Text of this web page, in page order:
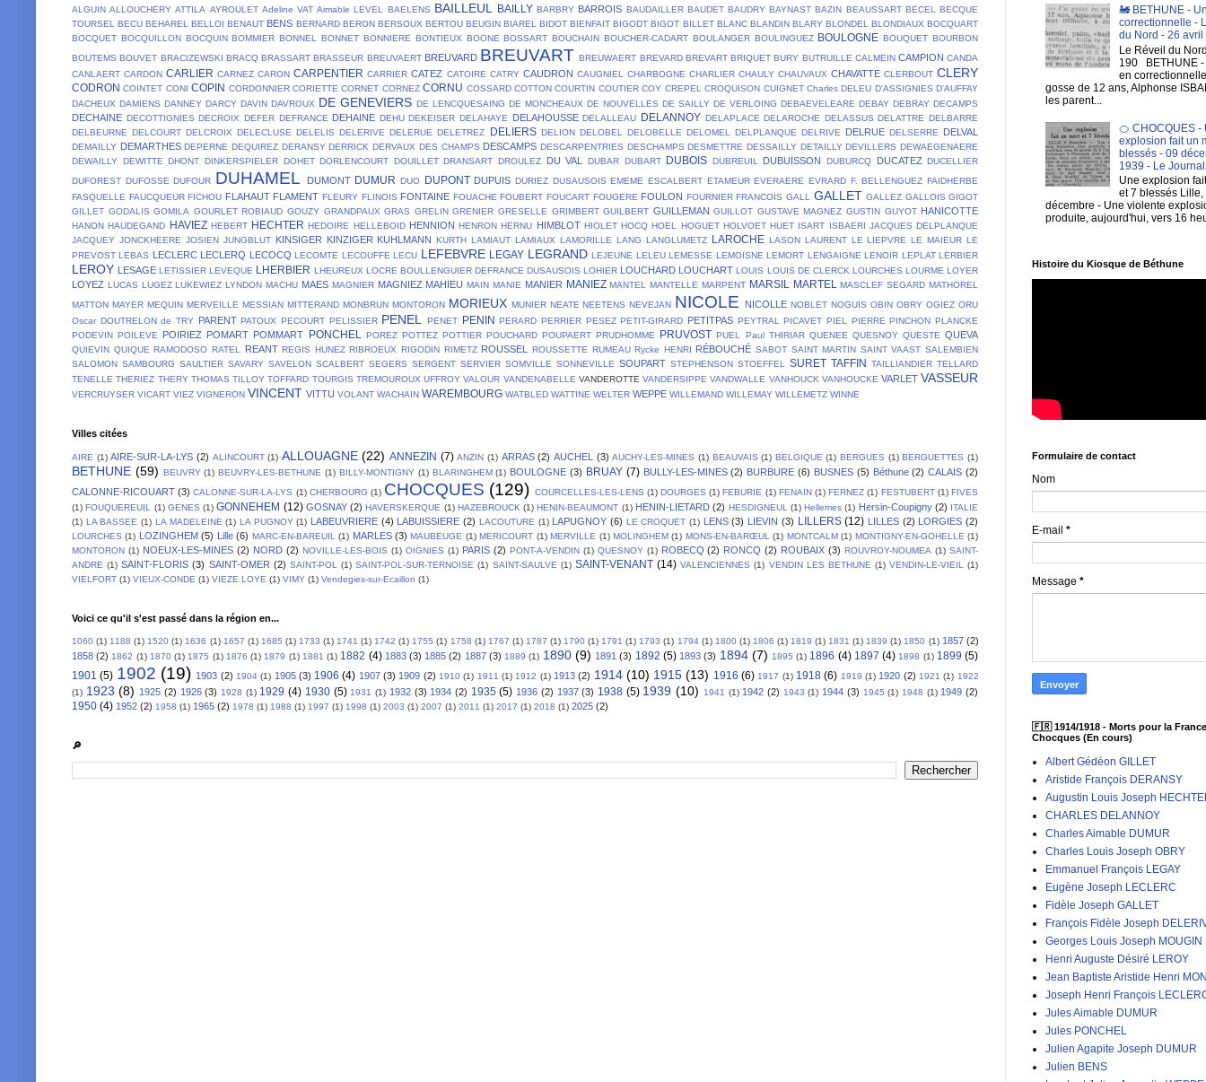
ALGUIN ALLOUCHERY ATTILA AYROULET Adeline VAT Aimable LEVEL BAELENS BAILLEUL BAILLY BARBRY BARROIS BAUDAILLER BAUDET BAUDRY BAYNAST BAZIN BEAUSSART BECEL BECQUE
TOURSEL BECU BEHAREL BELLOI BENAUT BENS BERNARD BERON BERSOUX BERTOU BEUGIN BIAREL BIDOT BIENFAIT BIGODT BIGOT BILLET BLANC BLANDIN BLARY BLONDEL BLONDIAUX BOCQUART
BOCQUET BOCQUILLON BOCQUIN BOMMIER BONNEL BONNET BONNIERE BONTIEUX BOONE BOSSART BOUCHAIN BOUCHER-CADART BOULANGER BOULINGUEZ BOULOGNE BOUQUET BOURBON
BOUTEMS BOUVET BRACIZEWSKI BRACQ BRASSART BRASSEUR BREUVAERT BREUVARD BREUVART BREUWAERT BREVARD BREVART BRIQUET BURY BUTRUILLE CALMEIN CAMPION CANDA
CANLAERT CARDON CARLIER CARNEZ CARON CARPENTIER CARRIER CATEZ CATOIRE CATRY CAUDRON CAUGNIEL CHARBOGNE CHARLIER CHAULY CHAUVAUX CHAVATTE CLERBOUT CLERY
CODRON COINTET CONI COPIN CORDONNIER CORIETTE CORNET CORNEZ CORNU COSSARD COTTON COURTIN COUTIER COY CREPEL CROQUISON CUIGNET Charles DELEU D'ASSIGNIES D'AUFFAY
DACHEUX DAMIENS DANNEY DARCY DAVIN DAVROUX DE GENEVIERS DE LENCQUESAING DE MONCHEAUX DE NOUVELLES DE SAILLY DE VERLOING DEBAEVELEARE DEBAY DEBRAY DECAMPS
DECHAINE DECOTTIGNIES DECROIX DEFER DEFRANCE DEHAINE DEHU DEKEISER DELAHAYE DELAHOUSSE DELALLEAU DELANNOY DELAPLACE DELAROCHE DELASSUS DELATTRE DELBARRE
DELBEURNE DELCOURT DELCROIX DELECLUSE DELELIS DELERIVE DELERUE DELETREZ DELIERS DELION DELOBEL DELOBELLE DELOMEL DELPLANQUE DELRIVE DELRUE DELSERRE DELVAL
DEMAILLY DEMARTHES DEPERNE DEQUIREZ DERANSY DERRICK DERVAUX DES CHAMPS DESCAMPS DESCARPENTRIES DESCHAMPS DESMETTRE DESSAILLY DETAILLY DEVILLERS DEWAEGENAERE
DEWAILLY DEWITTE DHONT DINKERSPIELER DOHET DORLENCOURT DOUILLET DRANSART DROULEZ DU VAL DUBAR DUBART DUBOIS DUBREUIL DUBUISSON DUBURCQ DUCATEZ DUCELLIER
DUFOREST DUFOSSE DUFOUR DUHAMEL DUMONT DUMUR DUO DUPONT DUPUIS DURIEZ DUSAUSOIS EMEME ESCALBERT ETAMEUR EVERAERE EVRARD F. BELLENGUEZ FAIDHERBE
FASQUELLE FAUCQUEUR FICHOU FLAHAUT FLAMENT FLEURY FLINOIS FONTAINE FOUACHE FOUBERT FOUCART FOUGERE FOULON FOURNIER FRANCOIS GALL GALLET GALLEZ GALLOIS GIGOT
GILLET GODALIS GOMILA GOURLET ROBIAUD GOUZY GRANDPAUX GRAS GRELIN GRENIER GRESELLE GRIMBERT GUILBERT GUILLEMAN GUILLOT GUSTAVE MAGNEZ GUSTIN GUYOT HANICOTTE
HANON HAUDEGAND HAVIEZ HEBERT HECHTER HEDOIRE HELLEBOID HENNION HENRON HERNU HIMBLOT HIOLET HOCQ HOEL HOGUET HOLVOET HUET ISART ISBAERI JACQUES DELPLANQUE
JACQUEY JONCKHEERE JOSIEN JUNGBLUT KINSIGER KINZIGER KUHLMANN KURTH LAMIAUT LAMIAUX LAMORILLE LANG LANGLUMETZ LAROCHE LASON LAURENT LE LIEPVRE LE MAIEUR LE
PREVOST LEBAS LECLERC LECLERQ LECOCQ LECOMTE LECOUFFE LECU LEFEBVRE LEGAY LEGRAND LEJEUNE LELEU LEMESSE LEMOISNE LEMORT LENGAIGNE LENOIR LEPLAT LERBIER
LEROY LESAGE LETISSIER LEVEQUE LHERBIER LHEUREUX LOCRE BOULLENGUIER DEFRANCE DUSAUSOIS LOHIER LOUCHARD LOUCHART LOUIS LOUIS DE CLERCK LOURCHES LOURME LOYER
LOYEZ LUCAS LUGEZ LUKEWIEZ LYNDON MACHU MAES MAGNIER MAGNIEZ MAHIEU MAIN MANIE MANIER MANIEZ MANTEL MANTELLE MARPENT MARSIL MARTEL MASCLEF SEGARD MATHOREL
MATTON MAYER MEQUIN MERVEILLE MESSIAN MITTERAND MONBRUN MONTORON MORIEUX MUNIER NEATE NEETENS NEVEJAN NICOLE NICOLLE NOBLET NOGUIS OBIN OBRY OGIEZ ORU
Oscar DOUTRELON de TRY
PARENT PATOUX PECOURT PELISSIER PENEL PENET PENIN PERARD PERRIER PESEZ PETIT-GIRARD PETITPAS PEYTRAL PICAVET PIEL PIERRE PINCHON PLANCKE
PODEVIN POILEVE POIRIEZ POMART POMMART PONCHEL POREZ POTTEZ POTTIER POUCHARD POUPAERT PRUDHOMME PRUVOST PUEL Paul THIRIAR QUENEE QUESNOY QUESTE QUEVA
QUIEVIN QUIQUE RAMODOSO RATEL REANT REGIS HUNEZ RIBROEUX RIGODIN RIMETZ ROUSSEL ROUSSETTE RUMEAU Rycke HENRI RÉBOUCHÉ SABOT SAINT MARTIN SAINT VAAST SALEMBIEN
SALOMON SAMBOURG SAULTIER SAVARY SAVELON SCALBERT SEGERS SERGENT SERVIER SOMVILLE SONNEVILLE SOUPART STEPHENSON STOEFFEL SURET TAFFIN TAILLIANDIER TELLARD
TENELLE THERIEZ THERY THOMAS TILLOY TOFFARD TOURGIS TREMOUROUX UFFROY VALOUR VANDENABELLE VANDEROTTE VANDERSIPPE VANDWALLE VANHOUCK VANHOUCKE VARLET VASSEUR
VERCRUYSER VICART VIEZ VIGNERON VINCENT VITTU VOLANT WACHAIN WAREMBOURG WATBLED WATTINE WELTER WEPPE WILLEMAND WILLEMAY WILLEMETZ WINNE
Villes citées
AIRE (1) AIRE-SUR-LA-LYS (2) ALINCOURT (1) ALLOUAGNE (22) ANNEZIN (7) ANZIN (1) ARRAS (2) AUCHEL (3) AUCHY-LES-MINES (1) BEAUVAIS (1) BELGIQUE (1) BERGUES (1) BERGUETTES (1)
BETHUNE (59) BEUVRY (1) BEUVRY-LES-BETHUNE (1) BILLY-MONTIGNY (1) BLARINGHEM (1) BOULOGNE (3) BRUAY (7) BULLY-LES-MINES (2) BURBURE (6) BUSNES (5) Béthune (2) CALAIS (2)
CALONNE-RICOUART (3) CALONNE-SUR-LA-LYS (1) CHERBOURG (1) CHOCQUES (129) COURCELLES-LES-LENS (1) DOURGES (1) FEBURIE (1) FENAIN (1) FERNEZ (1) FESTUBERT (1) FIVES
(1) FOUQUEREUIL (1) GENES (1) GONNEHEM (12) GOSNAY (2) HAVERSKERQUE (1) HAZEBROUCK (1) HENIN-BEAUMONT (1) HENIN-LIETARD (2) HESDIGNEUL (1) Hellemes (1) Hersin-Coupigny (2) ITALIE
(1) LA BASSEE (1) LA MADELEINE (1) LA PUGNOY (1) LABEUVRIERE (4) LABUISSIERE (2) LACOUTURE (1) LAPUGNOY (6) LE CROQUET (1) LENS (3) LIEVIN (3) LILLERS (12) LILLES (2) LORGIES (2)
LOURCHES (1) LOZINGHEM (5) Lille (6) MARC-EN-BAREUIL (1) MARLES (3) MAUBEUGE (1) MERICOURT (1) MERVILLE (1) MOLINGHEM (1) MONS-EN-BARŒUL (1) MONTCALM (1) MONTIGNY-EN-GOHELLE (1)
MONTORON (1) NOEUX-LES-MINES (2) NORD (2) NOVILLE-LES-BOIS (1) OIGNIES (1) PARIS (2) PONT-A-VENDIN (1) QUESNOY (1) ROBECQ (2) RONCQ (2) ROUBAIX (3) ROUVROY-NOUMEA (1) SAINT-
ANDRE (1) SAINT-FLORIS (3) SAINT-OMER (2) SAINT-POL (1) SAINT-POL-SUR-TERNOISE (1) SAINT-SAULVE (1) SAINT-VENANT (14) VALENCIENNES (1) VENDIN LES BETHUNE (1) VENDIN-LE-VIEIL (1)
VIELFORT (1) VIEUX-CONDE (1) VIEZE LOYE (1) VIMY (1) Vendegies-sur-Ecaillon (1)
Voici ce qu'il s'est passé dans la région en...
1060 (1) 1188 (1) 1520 (1) 1636 (1) 1657 (1) 1685 (1) 1733 (1) 1741 (1) 1742 (1) 1755 (1) 1758 (1) 1767 (1) 1787 (1) 1790 (1) 1791 (1) 1793 (1) 1794 (1) 1800 (1) 1806 (1) 1819 (1) 1831 (1) 1839 (1) 1850 (1) 1857 (2)
1858 (2) 1862 (1) 1870 (1) 1875 (1) 1876 (1) 1879 (1) 1881 (1) 1882 (4) 1883 (3) 1885 (2) 1887 (3) 1889 (1) 1890 (9) 1891 (3) 1892 (5) 1893 (3) 1894 (7) 1895 (1) 1896 (4) 1897 (4) 1898 (1) 1899 (5)
1901 (5) 1902 (19) 1903 (2) 1904 (1) 1905 (3) 1906 (4) 1907 (3) 1909 (2) 1910 (1) 1911 (1) 1912 (1) 1913 (2) 1914 (10) 1915 (13) 1916 (6) 1917 (1) 1918 (6) 1919 (1) 1920 (2) 1921 (1) 1922
(1) 1923 (8) 1925 (2) 1926 (3) 1928 (1) 1929 (4) 1930 (5) 1931 (1) 1932 (3) 1934 (2) 1935 (5) 1936 (2) 1937 (3) 1938 (5) 1939 (10) 1941 (1) 1942 (2) 1943 (1) 1944 (3) 1945 (1) 1948 (1) 1949 (2)
1950 (4) 1952 (2) 1958 (1) 1965 (2) 1978 (1) 1988 (1) 1997 (1) 1998 (1) 2003 (1) 2007 (1) 2011 (1) 2017 (1) 2018 (1) 2025 (2)
🔎
🚂 BETHUNE -
correctionnelle -
du Nord - 26 avril
Le Réveil du
190 BETHUNE -
en
gosse de 12 ans, Alphonse
les parent...
🍊 CHOCQUES -
explosion fait un
blessés - 09
1939 - Le Journal
Une explosion
et 7 blessés Lille,
décembre - Une violente
produite, aujourd'hui, vers 16
Histoire du Kiosque de Béthune
Formulaire de contact
Nom
E-mail *
Message *
🇫🇷 1914/1918 - Morts pour la
Chocques (En cours)
Albert Gédéon GILLET
Aristide François DERANSY
Augustin Louis Joseph
CHARLES DELANNOY
Charles Aimable DUMUR
Charles Louis Joseph OBRY
Emmanuel François LEGAY
Eugène Joseph LECLERC
Fidèle Joseph GALLET
François Fidèle Joseph
Georges Louis Joseph MOUGIN
Henri Auguste Désiré LEROY
Jean Baptiste Aristide Henri
Joseph Henri François
Jules Aimable DUMUR
Jules PONCHEL
Julien Agapite Joseph DUMUR
Julien BENS